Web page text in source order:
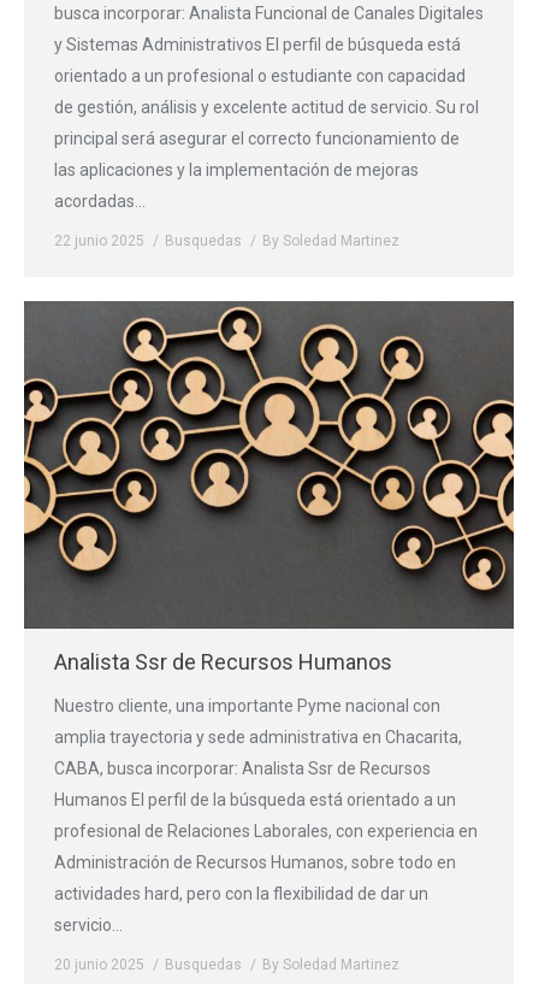
busca incorporar: Analista Funcional de Canales Digitales
y Sistemas Administrativos El perfil de búsqueda está
orientado a un profesional o estudiante con capacidad
de gestión, análisis y excelente actitud de servicio. Su rol
principal será asegurar el correcto funcionamiento de
las aplicaciones y la implementación de mejoras
acordadas…
22 junio 2025 Busquedas By Soledad Martinez
Analista Ssr de Recursos Humanos
Nuestro cliente, una importante Pyme nacional con
amplia trayectoria y sede administrativa en Chacarita,
CABA, busca incorporar: Analista Ssr de Recursos
Humanos El perfil de la búsqueda está orientado a un
profesional de Relaciones Laborales, con experiencia en
Administración de Recursos Humanos, sobre todo en
actividades hard, pero con la flexibilidad de dar un
servicio…
20 junio 2025 Busquedas By Soledad Martinez